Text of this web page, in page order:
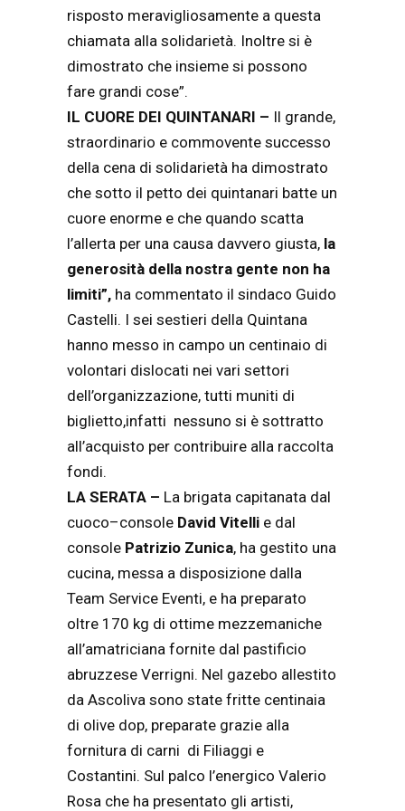
risposto meravigliosamente a questa
chiamata alla solidarietà. Inoltre si è
dimostrato che insieme si possono
fare grandi cose”.
IL CUORE DEI QUINTANARI – Il grande,
straordinario e commovente successo
della cena di solidarietà ha dimostrato
che sotto il petto dei quintanari batte un
cuore enorme e che quando scatta
l’allerta per una causa davvero giusta, la
generosità della nostra gente non ha
limiti”, ha commentato il sindaco Guido
Castelli. I sei sestieri della Quintana
hanno messo in campo un centinaio di
volontari dislocati nei vari settori
dell’organizzazione, tutti muniti di
biglietto,infatti nessuno si è sottratto
all’acquisto per contribuire alla raccolta
fondi.
LA SERATA – La brigata capitanata dal
cuoco–console David Vitelli e dal
console Patrizio Zunica, ha gestito una
cucina, messa a disposizione dalla
Team Service Eventi, e ha preparato
oltre 170 kg di ottime mezzemaniche
all’amatriciana fornite dal pastificio
abruzzese Verrigni. Nel gazebo allestito
da Ascoliva sono state fritte centinaia
di olive dop, preparate grazie alla
fornitura di carni di Filiaggi e
Costantini. Sul palco l’energico Valerio
Rosa che ha presentato gli artisti,